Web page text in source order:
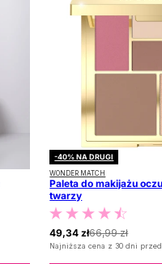
-40% NA DRUGI
WONDER MATCH
Paleta do makijażu
twarzy
66,99 zł
49,34 zł
Najniższa cena z 30 dni